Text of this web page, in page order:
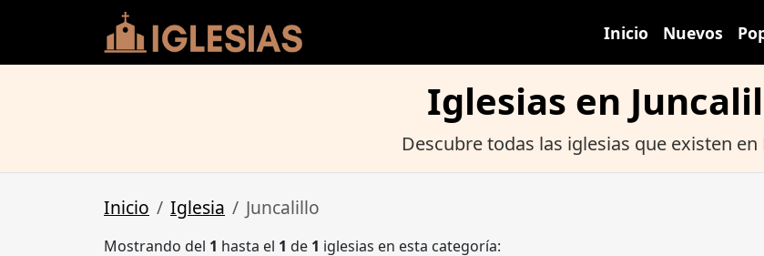
Inicio Nuevos
Iglesias en
Descubre todas las iglesias que existen en
Inicio Iglesia Juncalillo
Mostrando del 1 hasta el 1 de 1 iglesias en esta categoría: